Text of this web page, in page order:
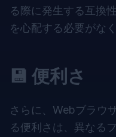
る際に発生する互換
を心配する必要がな
💾 便利さ
さらに、Webブラウ
る便利さは、異なる